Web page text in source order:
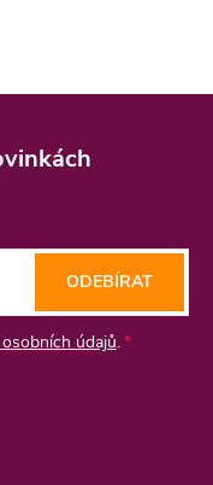
údajů.
ODEBÍRAT